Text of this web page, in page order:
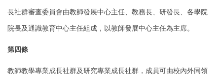
長社群審查委員會由教師發展中心主任、教務長、研發長、各學院
院長及通識教育中心主任組成，以教師發展中心主任為主席。
第四條
教師教學專業成長社群及研究專業成長社群，成員可由校內外同領